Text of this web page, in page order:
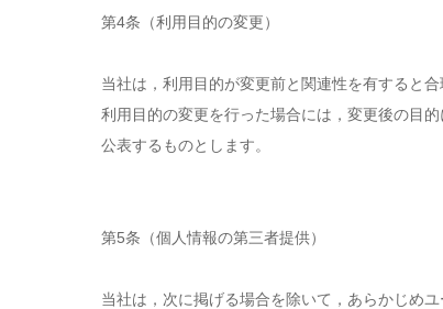
第4条（利用目的の変更）
当社は，利用目的が変更前と関連性を有すると
利用目的の変更を行った場合には，変更後の目
公表するものとします。
第5条（個人情報の第三者提供）
当社は，次に掲げる場合を除いて，あらかじめ